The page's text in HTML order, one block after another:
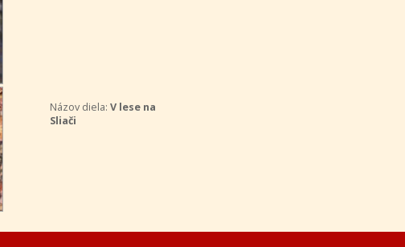
Názov diela: V lese na
Sliači